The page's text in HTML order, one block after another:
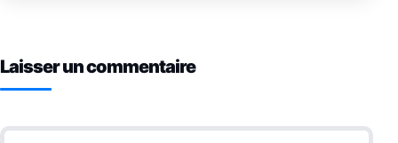
Laisser un commentaire
Commentaire